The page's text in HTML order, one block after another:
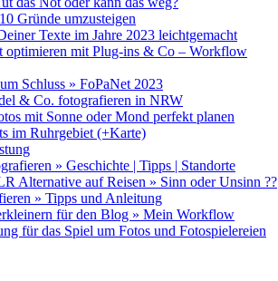
Gründe umzusteigen
Texte im Jahre 2023 leichtgemacht
optimieren mit Plug-ins & Co – Workflow
Schluss » FoPaNet 2023
& Co. fotografieren in NRW
mit Sonne oder Mond perfekt planen
im Ruhrgebiet (+Karte)
» Geschichte | Tipps | Standorte
Alternative auf Reisen » Sinn oder Unsinn ??
» Tipps und Anleitung
für den Blog » Mein Workflow
für das Spiel um Fotos und Fotospielereien